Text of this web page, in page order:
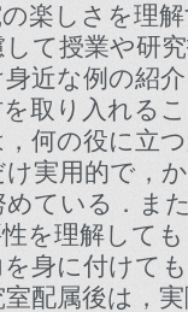
楽しさを理
て授業や研
近な例の紹
取り入れる
何の役に立
実用的で，
ている．ま
を理解して
身に付けて
配属後は，